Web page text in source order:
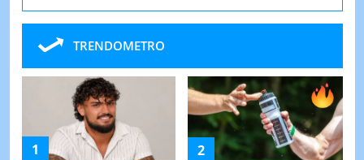
TRENDOMETRO